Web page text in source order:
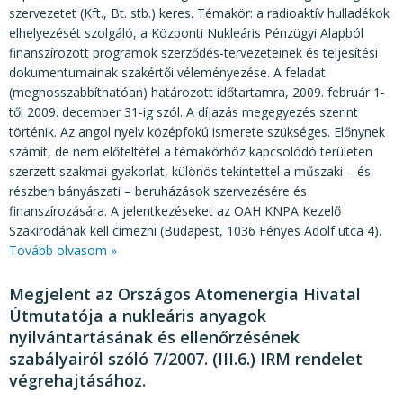
szervezetet (Kft., Bt. stb.) keres. Témakör: a radioaktív hulladékok
elhelyezését szolgáló, a Központi Nukleáris Pénzügyi Alapból
finanszírozott programok szerződés-tervezeteinek és teljesítési
dokumentumainak szakértői véleményezése. A feladat
(meghosszabbíthatóan) határozott időtartamra, 2009. február 1-
től 2009. december 31-ig szól. A díjazás megegyezés szerint
történik. Az angol nyelv középfokú ismerete szükséges. Előnynek
számít, de nem előfeltétel a témakörhöz kapcsolódó területen
szerzett szakmai gyakorlat, különös tekintettel a műszaki – és
részben bányászati – beruházások szervezésére és
finanszírozására. A jelentkezéseket az OAH KNPA Kezelő
Szakirodának kell címezni (Budapest, 1036 Fényes Adolf utca 4).
Tovább olvasom »
Megjelent az Országos Atomenergia Hivatal
Útmutatója a nukleáris anyagok
nyilvántartásának és ellenőrzésének
szabályairól szóló 7/2007. (III.6.) IRM rendelet
végrehajtásához.